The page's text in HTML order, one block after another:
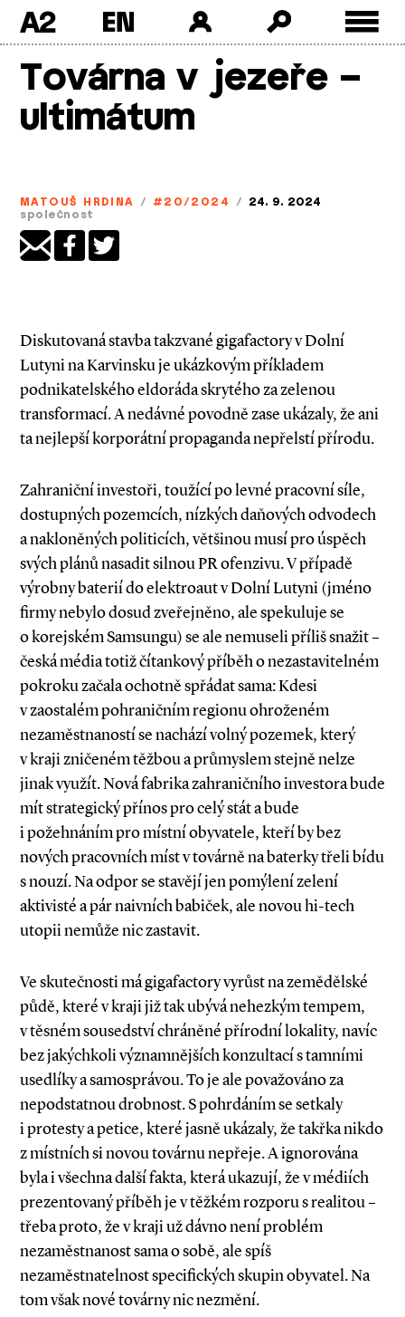
A2
Továrna v jezeře –
ultimátum
MATOUŠ HRDINA / #20/2024 / 24. 9. 2024
společnost
Diskutovaná stavba takzvané gigafactory v Dolní
Lutyni na Karvinsku je ukázkovým příkladem
podnikatelského eldoráda skrytého za zelenou
transformací. A nedávné povodně zase ukázaly, že ani
ta nejlepší korporátní propaganda nepřelstí přírodu.
Zahraniční investoři, toužící po levné pracovní síle,
dostupných pozemcích, nízkých daňových odvodech
a nakloněných politicích, většinou musí pro úspěch
svých plánů nasadit silnou PR ofenzivu. V případě
výrobny baterií do elektroaut v Dolní Lutyni (jméno
firmy nebylo dosud zveřejněno, ale spekuluje se
o korejském Samsungu) se ale nemuseli příliš snažit –
česká média totiž čítankový příběh o nezastavitelném
pokroku začala ochotně spřádat sama: Kdesi
v zaostalém pohraničním regionu ohroženém
nezaměstnaností se nachází volný pozemek, který
v kraji zničeném těžbou a průmyslem stejně nelze
jinak využít. Nová fabrika zahraničního investora bude
mít strategický přínos pro celý stát a bude
i požehnáním pro místní obyvatele, kteří by bez
nových pracovních míst v továrně na baterky třeli bídu
s nouzí. Na odpor se stavějí jen pomýlení zelení
aktivisté a pár naivních babiček, ale novou hi­-tech
utopii nemůže nic zastavit.
Ve skutečnosti má gigafactory vyrůst na zemědělské
půdě, které v kraji již tak ubývá nehezkým tempem,
v těsném sousedství chráněné přírodní lokality, navíc
bez jakýchkoli významnějších konzultací s tamními
usedlíky a samosprávou. To je ale považováno za
nepodstatnou drobnost. S pohrdáním se setkaly
i protesty a petice, které jasně ukázaly, že takřka nikdo
z místních si novou továrnu nepřeje. A ignorována
byla i všechna další fakta, která ukazují, že v médiích
prezentovaný příběh je v těžkém rozporu s realitou –
třeba proto, že v kraji už dávno není problém
nezaměstnanost sama o sobě, ale spíš
nezaměstnatelnost specifických skupin obyvatel. Na
tom však nové továrny nic nezmění.